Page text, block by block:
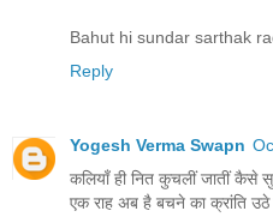
Bahut hi sundar sarthak
Reply
Yogesh Verma Swapn
कलियाँ ही नित कुचलीं जातीं कैसे
एक राह अब है बचने का क्रांति